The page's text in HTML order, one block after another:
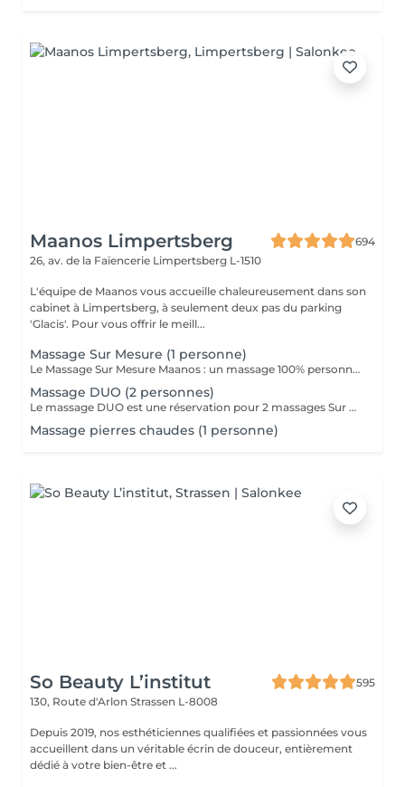
Maanos Limpertsberg
694
26, av. de la Faïencerie Limpertsberg L-1510
L'équipe de Maanos vous accueille chaleureusement dans son
cabinet à Limpertsberg, à seulement deux pas du parking
'Glacis'. Pour vous offrir le meill...
Massage Sur Mesure (1 personne)
Le Massage Sur Mesure Maanos : un massage 100% personnalisé en fonction de vos besoins et de vos envies !
Massage DUO (2 personnes)
Le massage DUO est une réservation pour 2 massages Sur Mesure, en même temps dans la même cabine. Les 2 personnes pourront personnaliser leurs massages en fonction de leurs envies. Possibilité de demander 2 cabines séparées en arrivant sur place.
Massage pierres chaudes (1 personne)
So Beauty L’institut
595
130, Route d'Arlon Strassen L-8008
Depuis 2019, nos esthéticiennes qualifiées et passionnées vous
accueillent dans un véritable écrin de douceur, entièrement
dédié à votre bien-être et ...